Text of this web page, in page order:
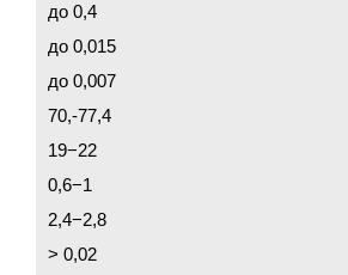
до 0,4
до 0,015
до 0,007
70,-77,4
19−22
0,6−1
2,4−2,8
> 0,02